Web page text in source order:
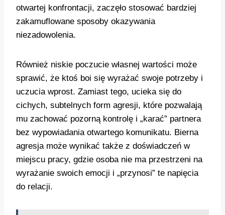
otwartej konfrontacji, zaczęło stosować bardziej
zakamuflowane sposoby okazywania
niezadowolenia.
Również niskie poczucie własnej wartości może
sprawić, że ktoś boi się wyrażać swoje potrzeby i
uczucia wprost. Zamiast tego, ucieka się do
cichych, subtelnych form agresji, które pozwalają
mu zachować pozorną kontrolę i „karać” partnera
bez wypowiadania otwartego komunikatu. Bierna
agresja może wynikać także z doświadczeń w
miejscu pracy, gdzie osoba nie ma przestrzeni na
wyrażanie swoich emocji i „przynosi” te napięcia
do relacji.